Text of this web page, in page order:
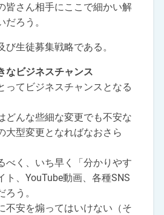
皆さん相手にここで細かい解
だろう。
生徒募集戦略である。
ビジネスチャンス
てビジネスチャンスとなる
んな些細な変更でも不安な
大型変更となればなおさら
く、いち早く「分かりやす
ト、YouTube動画、各種SNS
う。
安を煽ってはいけない（そ